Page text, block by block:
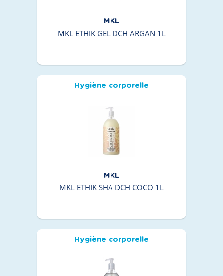
MKL
MKL ETHIK GEL DCH ARGAN 1L
Hygiène corporelle
MKL
MKL ETHIK SHA DCH COCO 1L
Hygiène corporelle